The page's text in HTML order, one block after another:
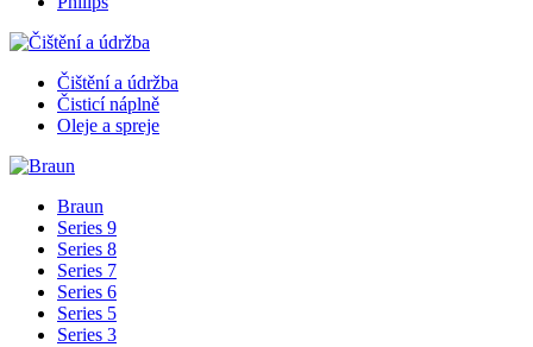
Čištění a údržba
Čisticí náplně
Oleje a spreje
Braun
Series 9
Series 8
Series 7
Series 6
Series 5
Series 3